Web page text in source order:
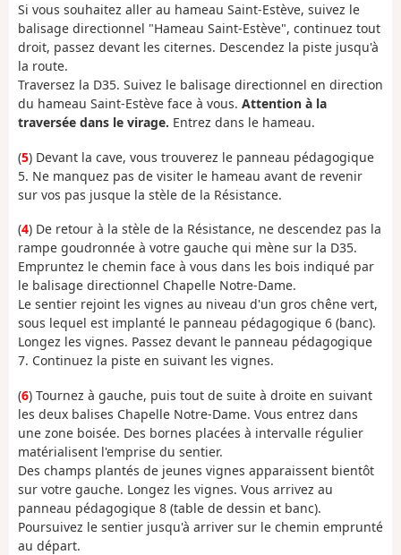
Si vous souhaitez aller au hameau Saint-Estève, suivez le
balisage directionnel "Hameau Saint-Estève", continuez tout
droit, passez devant les citernes. Descendez la piste jusqu'à
la route.
Traversez la D35. Suivez le balisage directionnel en direction
du hameau Saint-Estève face à vous. Attention à la
traversée dans le virage. Entrez dans le hameau.
(5) Devant la cave, vous trouverez le panneau pédagogique
5. Ne manquez pas de visiter le hameau avant de revenir
sur vos pas jusque la stèle de la Résistance.
(4) De retour à la stèle de la Résistance, ne descendez pas la
rampe goudronnée à votre gauche qui mène sur la D35.
Empruntez le chemin face à vous dans les bois indiqué par
le balisage directionnel Chapelle Notre-Dame.
Le sentier rejoint les vignes au niveau d'un gros chêne vert,
sous lequel est implanté le panneau pédagogique 6 (banc).
Longez les vignes. Passez devant le panneau pédagogique
7. Continuez la piste en suivant les vignes.
(6) Tournez à gauche, puis tout de suite à droite en suivant
les deux balises Chapelle Notre-Dame. Vous entrez dans
une zone boisée. Des bornes placées à intervalle régulier
matérialisent l'emprise du sentier.
Des champs plantés de jeunes vignes apparaissent bientôt
sur votre gauche. Longez les vignes. Vous arrivez au
panneau pédagogique 8 (table de dessin et banc).
Poursuivez le sentier jusqu'à arriver sur le chemin emprunté
au départ.